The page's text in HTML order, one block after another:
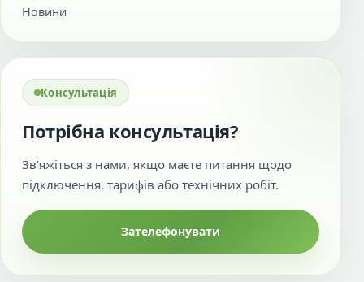
Новини
Консультація
Потрібна консультація?
Зв’яжіться з нами, якщо маєте питання щодо
підключення, тарифів або технічних робіт.
Зателефонувати